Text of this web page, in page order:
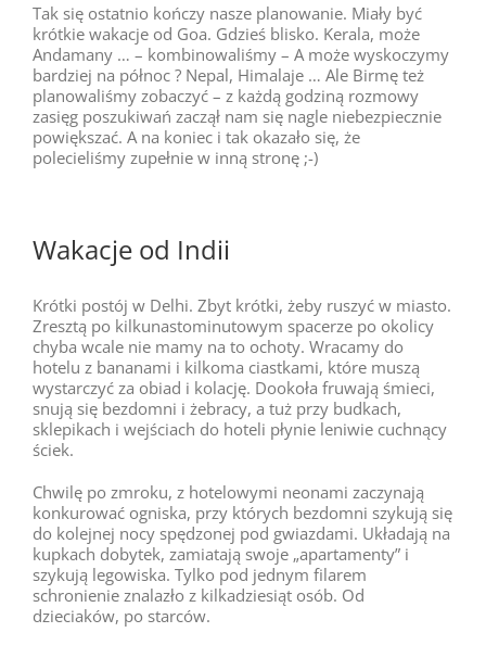
Tak się ostatnio kończy nasze planowanie. Miały być
krótkie wakacje od Goa. Gdzieś blisko. Kerala, może
Andamany … – kombinowaliśmy – A może wyskoczymy
bardziej na północ ? Nepal, Himalaje … Ale Birmę też
planowaliśmy zobaczyć – z każdą godziną rozmowy
zasięg poszukiwań zaczął nam się nagle niebezpiecznie
powiększać. A na koniec i tak okazało się, że
polecieliśmy zupełnie w inną stronę ;-)
Wakacje od Indii
Krótki postój w Delhi. Zbyt krótki, żeby ruszyć w miasto.
Zresztą po kilkunastominutowym spacerze po okolicy
chyba wcale nie mamy na to ochoty. Wracamy do
hotelu z bananami i kilkoma ciastkami, które muszą
wystarczyć za obiad i kolację. Dookoła fruwają śmieci,
snują się bezdomni i żebracy, a tuż przy budkach,
sklepikach i wejściach do hoteli płynie leniwie cuchnący
ściek.
Chwilę po zmroku, z hotelowymi neonami zaczynają
konkurować ogniska, przy których bezdomni szykują się
do kolejnej nocy spędzonej pod gwiazdami. Układają na
kupkach dobytek, zamiatają swoje „apartamenty” i
szykują legowiska. Tylko pod jednym filarem
schronienie znalazło z kilkadziesiąt osób. Od
dzieciaków, po starców.